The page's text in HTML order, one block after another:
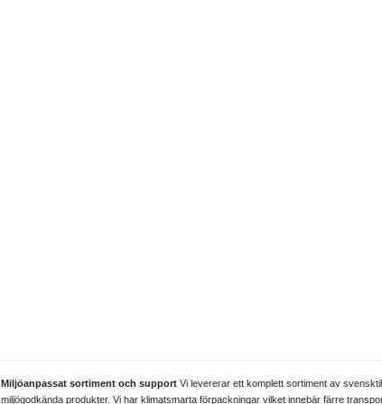
Miljöanpassat sortiment och support Vi levererar ett komplett sortiment av
miljögodkända produkter. Vi har klimatsmarta förpackningar vilket innebär färre